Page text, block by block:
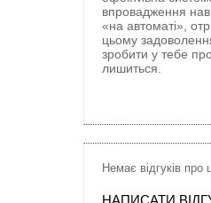
впровадження
«на автоматі»,
цьому
зробити у тебе
лишиться.
Немає відгуків про
НАПИСАТИ